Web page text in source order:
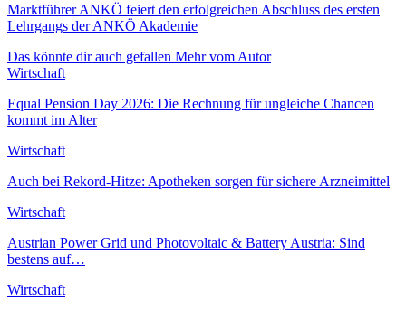
Marktführer ANKÖ feiert den erfolgreichen Abschluss des ersten
Lehrgangs der ANKÖ Akademie
Das könnte dir auch gefallen Mehr vom Autor
Wirtschaft
Equal Pension Day 2026: Die Rechnung für ungleiche Chancen
kommt im Alter
Wirtschaft
Auch bei Rekord-Hitze: Apotheken sorgen für sichere Arzneimittel
Wirtschaft
Austrian Power Grid und Photovoltaic & Battery Austria: Sind
bestens auf…
Wirtschaft